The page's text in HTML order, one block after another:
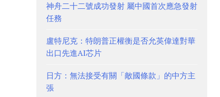
神舟二十二號成功發射 屬中國首次應急發射
任務
盧特尼克：特朗普正權衡是否允英偉達對華
出口先進AI芯片
日方：無法接受有關「敵國條款」的中方主
張